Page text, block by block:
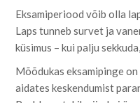
Eksamiperiood võib olla
Laps tunneb survet ja
küsimus – kui palju
Mõõdukas eksamipinge
aidates keskendumist